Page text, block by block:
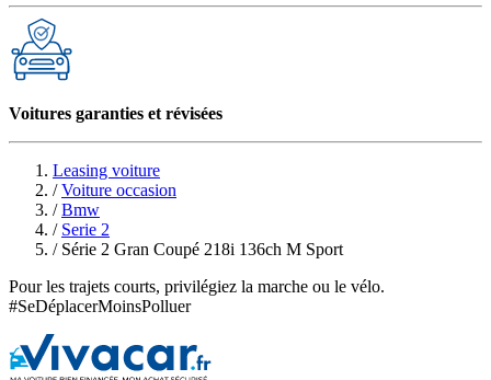
Voitures garanties et révisées
Leasing voiture
/ Voiture occasion
/ Bmw
/ Serie 2
/ Série 2 Gran Coupé 218i 136ch M Sport
Pour les trajets courts, privilégiez la marche ou le vélo.
#SeDéplacerMoinsPolluer